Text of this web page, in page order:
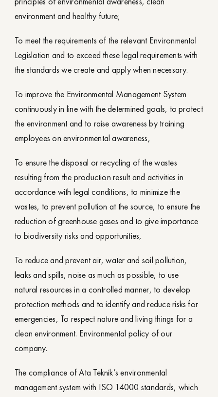
principles of environmental awareness, clean
environment and healthy future;
To meet the requirements of the relevant Environmental
Legislation and to exceed these legal requirements with
the standards we create and apply when necessary.
To improve the Environmental Management System
continuously in line with the determined goals, to protect
the environment and to raise awareness by training
employees on environmental awareness,
To ensure the disposal or recycling of the wastes
resulting from the production result and activities in
accordance with legal conditions, to minimize the
wastes, to prevent pollution at the source, to ensure the
reduction of greenhouse gases and to give importance
to biodiversity risks and opportunities,
To reduce and prevent air, water and soil pollution,
leaks and spills, noise as much as possible, to use
natural resources in a controlled manner, to develop
protection methods and to identify and reduce risks for
emergencies, To respect nature and living things for a
clean environment. Environmental policy of our
company.
The compliance of Ata Teknik’s environmental
management system with ISO 14000 standards, which